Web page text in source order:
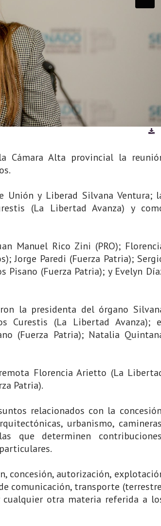
Cámara Alta provincial la
y Liberad Silvana Ventura;
(La Libertad Avanza) y
Manuel Rico Zini (PRO);
Jorge Paredi (Fuerza Patria);
Pisano (Fuerza Patria); y Evelyn
la presidenta del órgano
Curestis (La Libertad Avanza);
(Fuerza Patria); Natalia
Florencia Arietto (La
Patria).
relacionados con la
urbanismo,
que determinen
concesión, autorización,
comunicación, transporte
otra materia referida a